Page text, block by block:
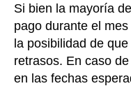
Si bien la mayoría
pago durante el
la posibilidad de
retrasos. En caso
en las fechas